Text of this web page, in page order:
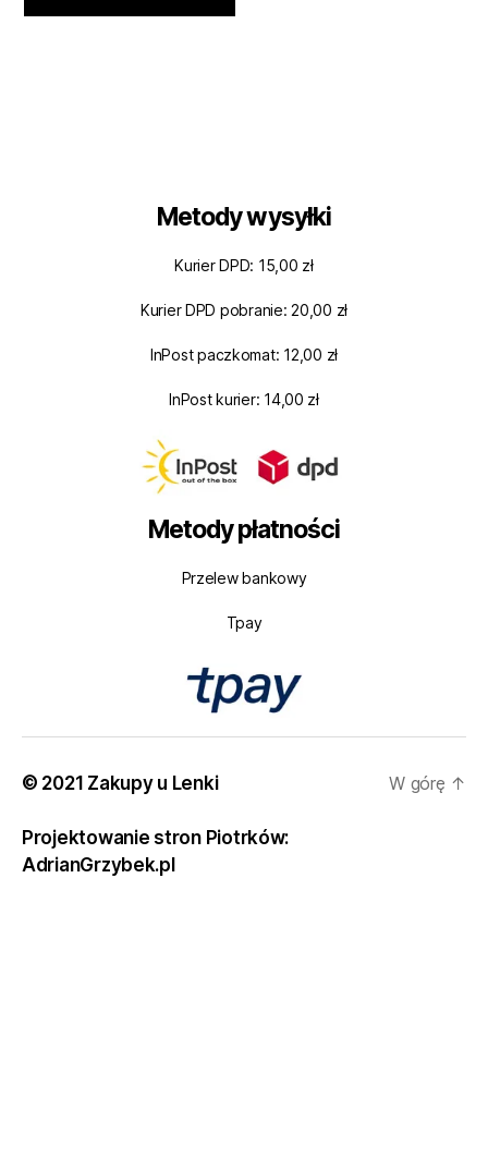
Metody wysyłki
Kurier DPD: 15,00 zł
Kurier DPD pobranie: 20,00 zł
InPost paczkomat: 12,00 zł
InPost kurier: 14,00 zł
Metody płatności
Przelew bankowy
Tpay
© 2021 Zakupy u Lenki
Projektowanie stron Piotrków:
AdrianGrzybek.pl
W górę ↑